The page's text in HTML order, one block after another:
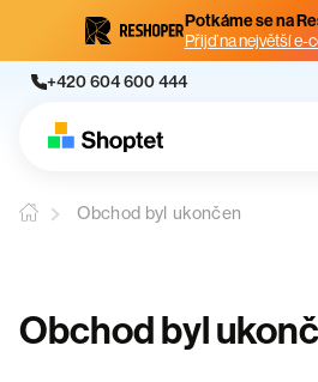
Potkáme se na
Přijď na největší e-
+420 604 600 444
Obchod byl ukončen
Obchod byl